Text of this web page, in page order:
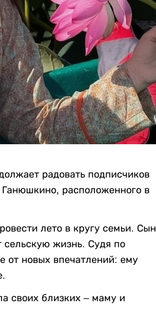
радовать подписчиков
расположенного в
лето в кругу семьи. Сын
сельскую жизнь. Судя по
от новых впечатлений: ему
своих близких – маму и